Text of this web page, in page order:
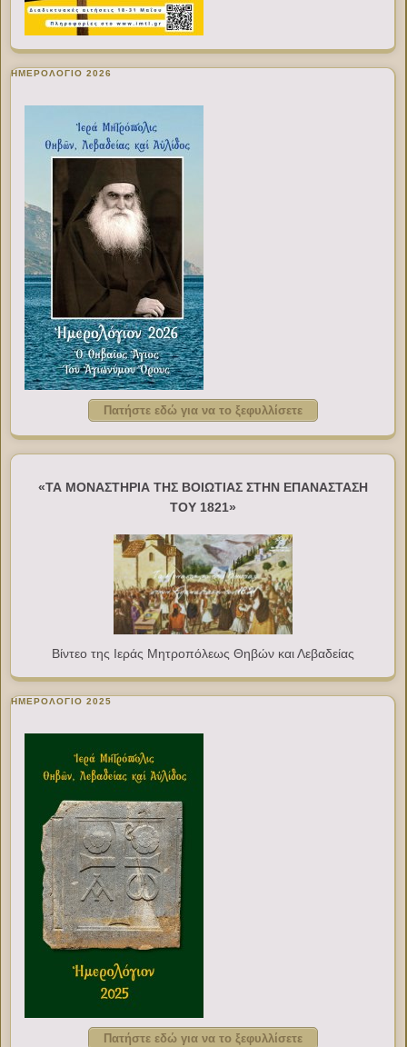
ΗΜΕΡΟΛΟΓΙΟ 2026
Πατήστε εδώ για να το ξεφυλλίσετε
«ΤΑ ΜΟΝΑΣΤΗΡΙΑ ΤΗΣ ΒΟΙΩΤΙΑΣ ΣΤΗΝ ΕΠΑΝΑΣΤΑΣΗ
ΤΟΥ 1821»
Βίντεο της Ιεράς Μητροπόλεως Θηβών και Λεβαδείας
ΗΜΕΡΟΛΟΓΙΟ 2025
Πατήστε εδώ για να το ξεφυλλίσετε